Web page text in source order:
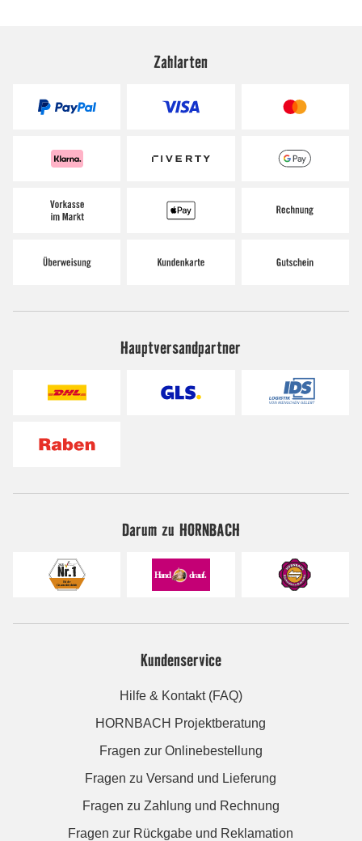
Zahlarten
Hauptversandpartner
Darum zu HORNBACH
Kundenservice
Hilfe & Kontakt (FAQ)
HORNBACH Projektberatung
Fragen zur Onlinebestellung
Fragen zu Versand und Lieferung
Fragen zu Zahlung und Rechnung
Fragen zur Rückgabe und Reklamation